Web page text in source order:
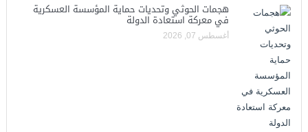
هجمات الحوثي وتحديات حماية المؤسسة العسكرية
في معركة استعادة الدولة
أغسطس 07, 2026